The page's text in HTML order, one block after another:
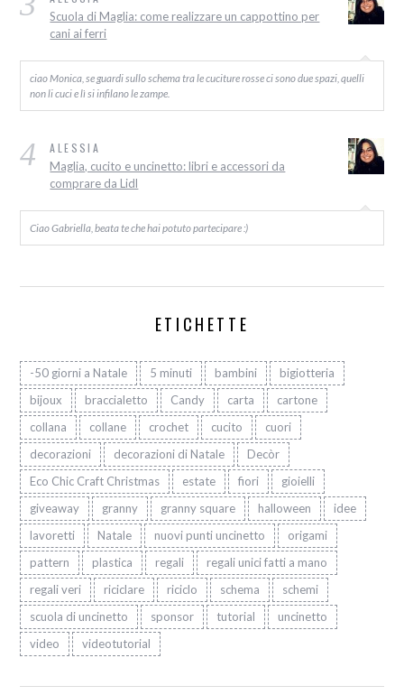
Scuola di Maglia: come realizzare un cappottino per
cani ai ferri
ciao Monica, se guardi sullo schema tra le cuciture rosse ci sono due spazi, quelli
non li cuci e lì si infilano le zampe.
4 ALESSIA
Maglia, cucito e uncinetto: libri e accessori da
comprare da Lidl
Ciao Gabriella, beata te che hai potuto partecipare :)
ETICHETTE
-50 giorni a Natale 5 minuti bambini
bigiotteria
bijoux
braccialetto Candy carta
cartone
collana
collane crochet cucito
cuori
decorazioni
decorazioni di Natale
Decòr
Eco Chic Craft Christmas
estate fiori
gioielli
giveaway
granny granny square halloween
idee
lavoretti
Natale nuovi punti uncinetto
origami
pattern
plastica regali
regali unici fatti a mano
regali veri
riciclare riciclo schema
schemi
scuola di uncinetto
sponsor tutorial
uncinetto
video
videotutorial